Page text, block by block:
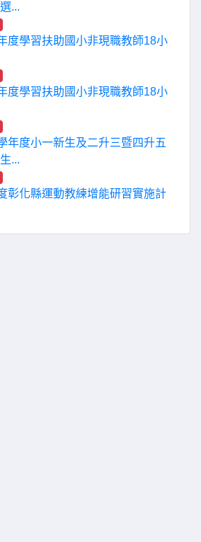
...
度學習扶助國小非現職教師18小
度學習扶助國小非現職教師18小
年度小一新生及二升三暨四升五
...
彰化縣運動教練增能研習實施計